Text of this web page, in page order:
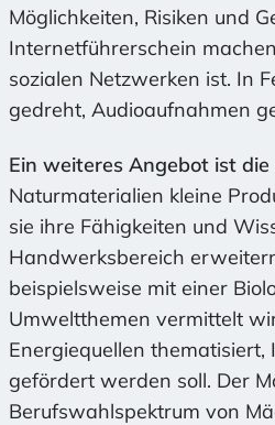
Möglichkeiten, Risiken und
Internetführerschein
sozialen Netzwerken ist. In
gedreht, Audioaufnahmen
Ein weiteres Angebot ist
Naturmaterialien kleine
sie ihre Fähigkeiten und
Handwerksbereich
beispielsweise mit einer
Umweltthemen vermittelt
Energiequellen
gefördert werden soll. Der
Berufswahlspektrum von